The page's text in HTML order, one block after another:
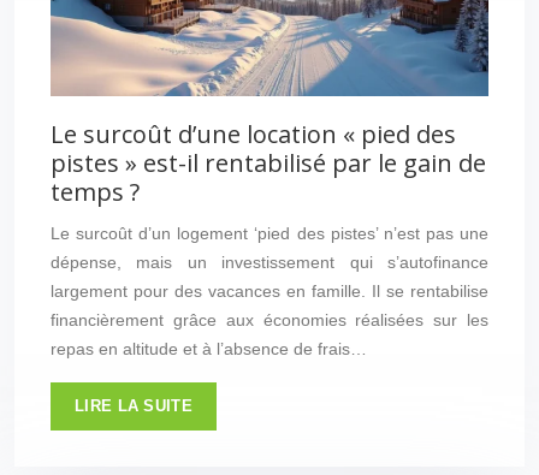
Le surcoût d’une location « pied des
pistes » est-il rentabilisé par le gain de
temps ?
Le surcoût d’un logement ‘pied des pistes’ n’est pas une
dépense, mais un investissement qui s’autofinance
largement pour des vacances en famille. Il se rentabilise
financièrement grâce aux économies réalisées sur les
repas en altitude et à l’absence de frais…
LIRE LA SUITE